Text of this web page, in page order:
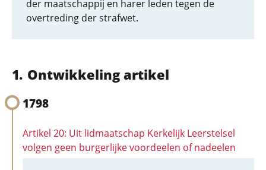
der maatschappij en harer leden tegen de
overtreding der strafwet.
Ontwikkeling artikel
1798
Artikel 20: Uit lidmaatschap Kerkelijk Leerstelsel
volgen geen burgerlijke voordeelen of nadeelen